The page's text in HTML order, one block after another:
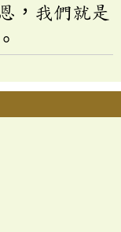
，我們就是